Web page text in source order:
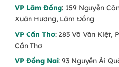
VP Lâm Đồng: 159 Nguyễn
Xuân Hương, Lâm Đồng
VP Cần Thơ: 283 Võ Văn Kiệt,
Cần Thơ
VP Đồng Nai: 93 Nguyễn Ái